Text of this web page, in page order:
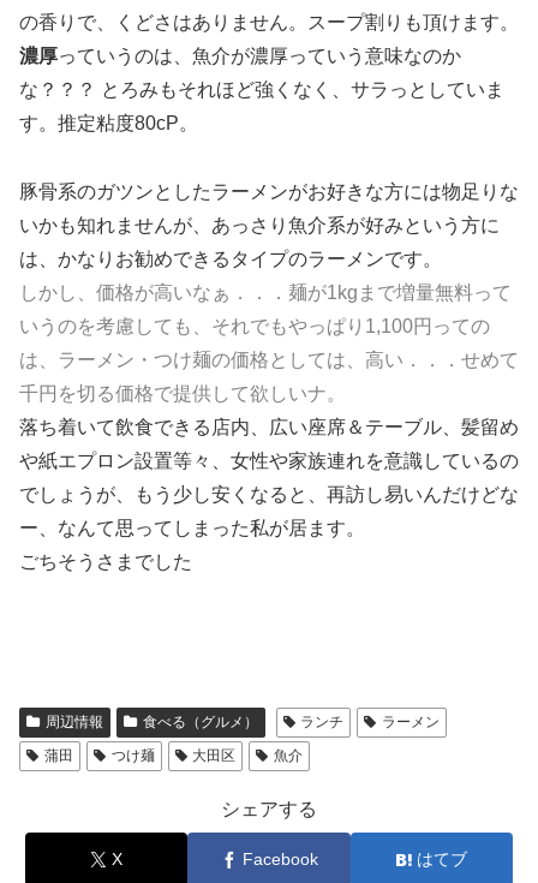
の香りで、くどさはありません。スープ割りも頂けます。
濃厚っていうのは、魚介が濃厚っていう意味なのか
な？？？ とろみもそれほど強くなく、サラっとしていま
す。推定粘度80cP。
豚骨系のガツンとしたラーメンがお好きな方には物足りな
いかも知れませんが、あっさり魚介系が好みという方に
は、かなりお勧めできるタイプのラーメンです。
しかし、価格が高いなぁ．．．麺が1kgまで増量無料って
いうのを考慮しても、それでもやっぱり1,100円っての
は、ラーメン・つけ麺の価格としては、高い．．．せめて
千円を切る価格で提供して欲しいナ。
落ち着いて飲食できる店内、広い座席＆テーブル、髪留め
や紙エプロン設置等々、女性や家族連れを意識しているの
でしょうが、もう少し安くなると、再訪し易いんだけどな
ー、なんて思ってしまった私が居ます。
ごちそうさまでした
周辺情報 食べる（グルメ） ランチ
ラーメン
蒲田
つけ麺 大田区 魚介
シェアする
X Facebook はてブ